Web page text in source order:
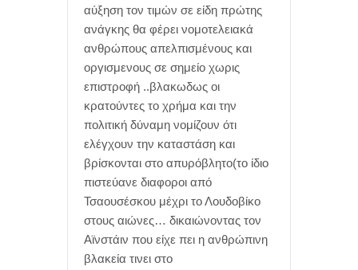
αύξηση τον τιμών σε είδη πρώτης
ανάγκης θα φέρει νομοτελειακά
ανθρώπους απελπισμένους και
οργισμενους σε σημείο χωρις
επιστροφή ..βλακωδως οι
κρατούντες το χρήμα και την
πολιτική δύναμη νομίζουν ότι
ελέγχουν την καταστάση και
βρίσκονται στο απυρόβλητο(το ίδιο
πιστεύανε διαφοροι από
Τσαουσέσκου μέχρι το Λουδοβίκο
στους αιώνες… δικαιώνοντας τον
Αϊνστάιν που είχε πει η ανθρώπινη
βλακεία τινει στο